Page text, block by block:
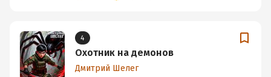
4
Охотник на демонов
Дмитрий Шелег